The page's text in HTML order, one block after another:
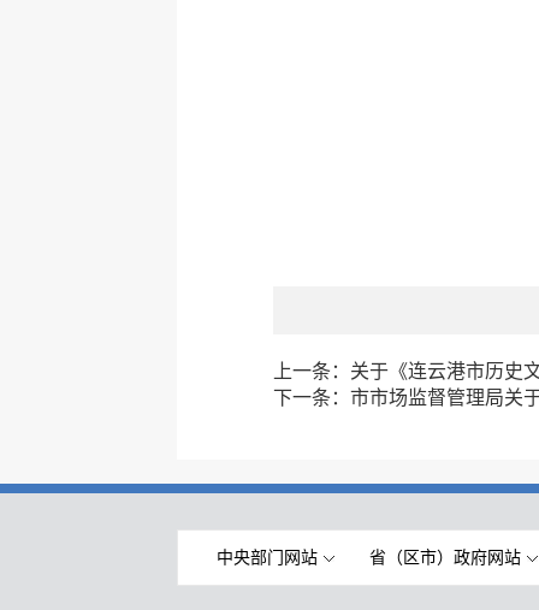
上一条： 关于《连云港市历史
下一条： 市市场监督管理局关
中央部门网站 省（区市）政府网站